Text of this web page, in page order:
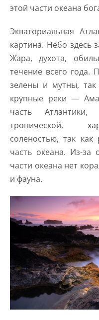
этой части океана
Экваториальная
картина. Небо здесь
Жара, духота,
течение всего года.
зелены и мутны, так
крупные реки —
часть
тропической,
соленостью, так
часть океана. Из-
части океана нет
и фауна.